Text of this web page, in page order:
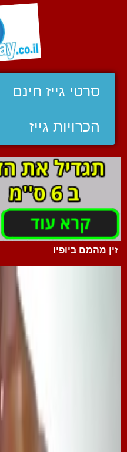
סרטי גייז חינם
הכרויות גייז
זין מהמם ביופיו